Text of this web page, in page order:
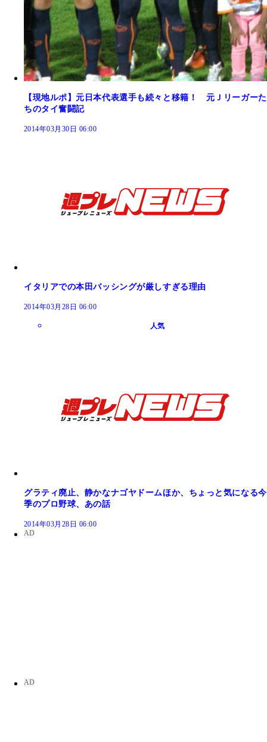
【現地ルポ】元日本代表選手も続々と移籍！ 元Ｊリーガーた
ちのタイ奮闘記
2014年03月30日 06:00
イタリアでの本田バッシングが厳しすぎる理由
2014年03月28日 06:00
人気
グラティ廃止、静かなナゴヤドームほか、ちょっと気になる今
季のプロ野球、あの話
2014年03月28日 06:00